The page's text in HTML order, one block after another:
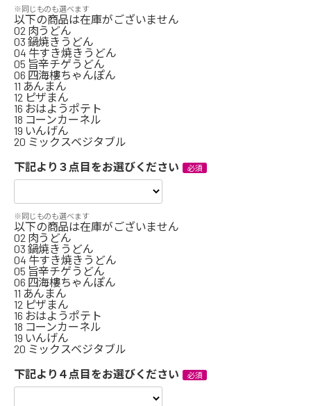
※同じものも選べます
以下の商品は在庫がございません
02 肉うどん
03 鍋焼きうどん
04 牛すき焼きうどん
05 旨辛チゲうどん
06 四海樓ちゃんぽん
11 あんまん
12 ピザまん
16 おはようポテト
18 コーンカーネル
19 いんげん
20 ミックスベジタブル
下記より３点目をお選びください
※同じものも選べます
以下の商品は在庫がございません
02 肉うどん
03 鍋焼きうどん
04 牛すき焼きうどん
05 旨辛チゲうどん
06 四海樓ちゃんぽん
11 あんまん
12 ピザまん
16 おはようポテト
18 コーンカーネル
19 いんげん
20 ミックスベジタブル
下記より４点目をお選びください